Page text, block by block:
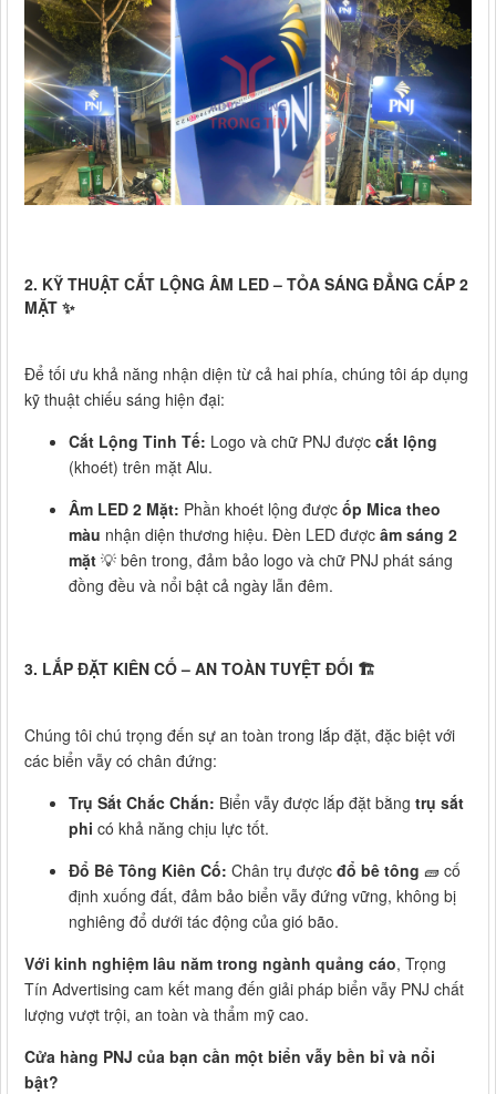
2. KỸ THUẬT CẮT LỘNG ÂM LED – TỎA SÁNG ĐẲNG CẤP 2
MẶT ✨
Để tối ưu khả năng nhận diện từ cả hai phía, chúng tôi áp dụng
kỹ thuật chiếu sáng hiện đại:
Cắt Lộng Tinh Tế: Logo và chữ PNJ được cắt lộng
(khoét) trên mặt Alu.
Âm LED 2 Mặt: Phần khoét lộng được ốp Mica theo
màu nhận diện thương hiệu. Đèn LED được âm sáng 2
mặt 💡 bên trong, đảm bảo logo và chữ PNJ phát sáng
đồng đều và nổi bật cả ngày lẫn đêm.
3. LẮP ĐẶT KIÊN CỐ – AN TOÀN TUYỆT ĐỐI 🏗️
Chúng tôi chú trọng đến sự an toàn trong lắp đặt, đặc biệt với
các biển vẫy có chân đứng:
Trụ Sắt Chắc Chắn: Biển vẫy được lắp đặt bằng trụ sắt
phi có khả năng chịu lực tốt.
Đổ Bê Tông Kiên Cố: Chân trụ được đổ bê tông 🧱 cố
định xuống đất, đảm bảo biển vẫy đứng vững, không bị
nghiêng đổ dưới tác động của gió bão.
Với kinh nghiệm lâu năm trong ngành quảng cáo, Trọng
Tín Advertising cam kết mang đến giải pháp biển vẫy PNJ chất
lượng vượt trội, an toàn và thẩm mỹ cao.
Cửa hàng PNJ của bạn cần một biển vẫy bền bỉ và nổi
bật?